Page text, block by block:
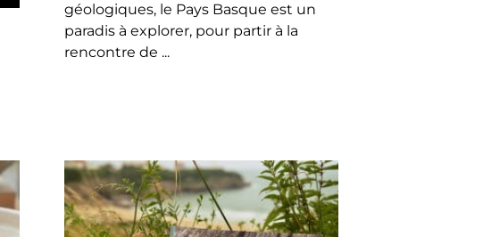
géologiques, le Pays Basque est un
paradis à explorer, pour partir à la
rencontre de ...